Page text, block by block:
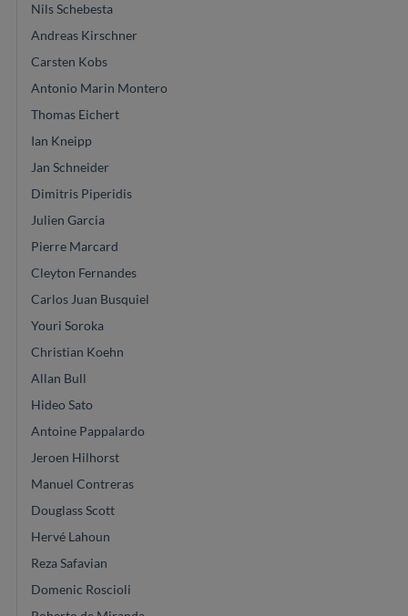
Nils Schebesta
Andreas Kirschner
Carsten Kobs
Antonio Marin Montero
Thomas Eichert
Ian Kneipp
Jan Schneider
Dimitris Piperidis
Julien Garcia
Pierre Marcard
Cleyton Fernandes
Carlos Juan Busquiel
Youri Soroka
Christian Koehn
Allan Bull
Hideo Sato
Antoine Pappalardo
Jeroen Hilhorst
Manuel Contreras
Douglass Scott
Hervé Lahoun
Reza Safavian
Domenic Roscioli